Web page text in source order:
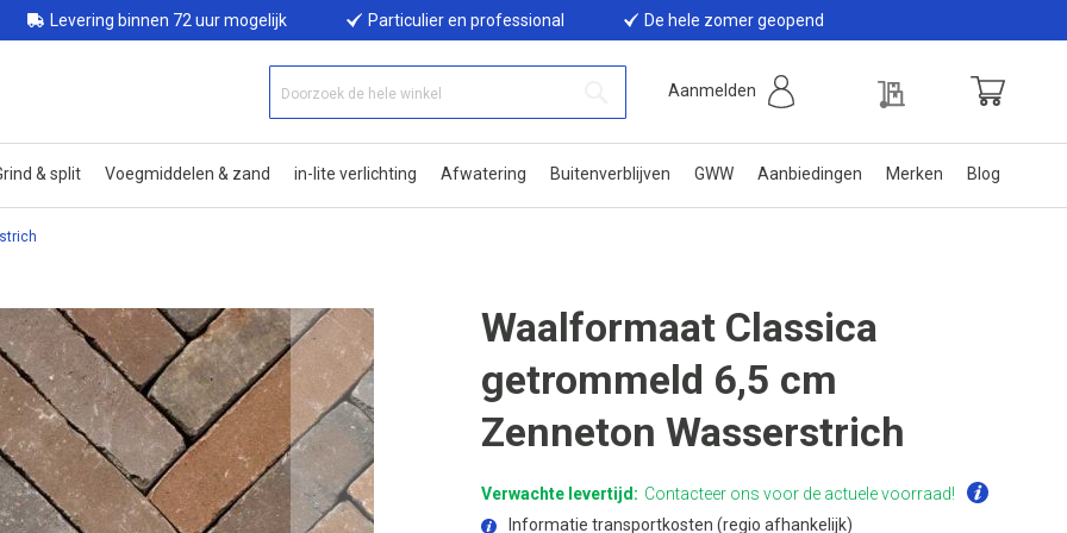
Levering binnen 72 uur mogelijk Particulier en professional De hele zomer geopend
Aanmelden
& split Voegmiddelen & zand in-lite verlichting Afwatering Buitenverblijven GWW Aanbiedingen Merken Blog
Waalformaat Classica
getrommeld 6,5 cm
Zenneton Wasserstrich
Verwachte levertijd: Contacteer ons voor de actuele voorraad!
Informatie transportkosten (regio afhankelijk)